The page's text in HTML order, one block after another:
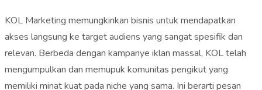
KOL Marketing memungkinkan bisnis untuk mendapatkan
akses langsung ke target audiens yang sangat spesifik dan
relevan. Berbeda dengan kampanye iklan massal, KOL telah
mengumpulkan dan memupuk komunitas pengikut yang
memiliki minat kuat pada niche yang sama. Ini berarti pesan